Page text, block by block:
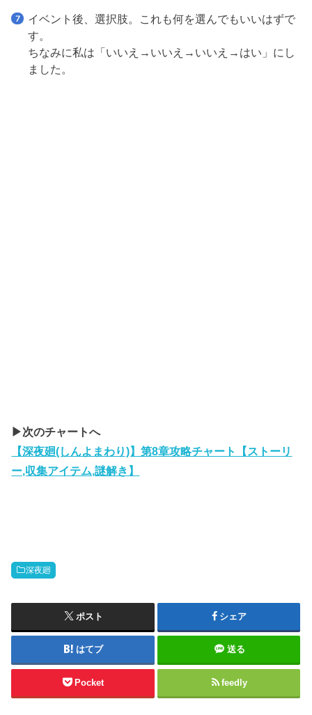
イベント後、選択肢。これも何を選んでもいいはずで
す。
ちなみに私は「いいえ→いいえ→いいえ→はい」にし
ました。
▶︎次のチャートへ
【深夜廻(しんよまわり)】第8章攻略チャート【ストーリ
ー,収集アイテム,謎解き】
深夜廻
ポスト シェア
はてブ 送る
Pocket feedly